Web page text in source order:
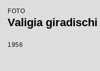
FOTO
Valigia giradischi
1956